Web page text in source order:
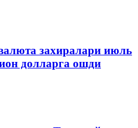
захиралари июль
долларга ошди